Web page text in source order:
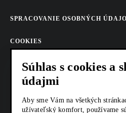
SPRACOVANIE OSOBNÝCH
COOKIES
AKTUALITY
KARIÉRA
Z SHOP
Súhlas s cookies a
údajmi
Aby sme Vám na všetkých
užívateľský komfort, používame